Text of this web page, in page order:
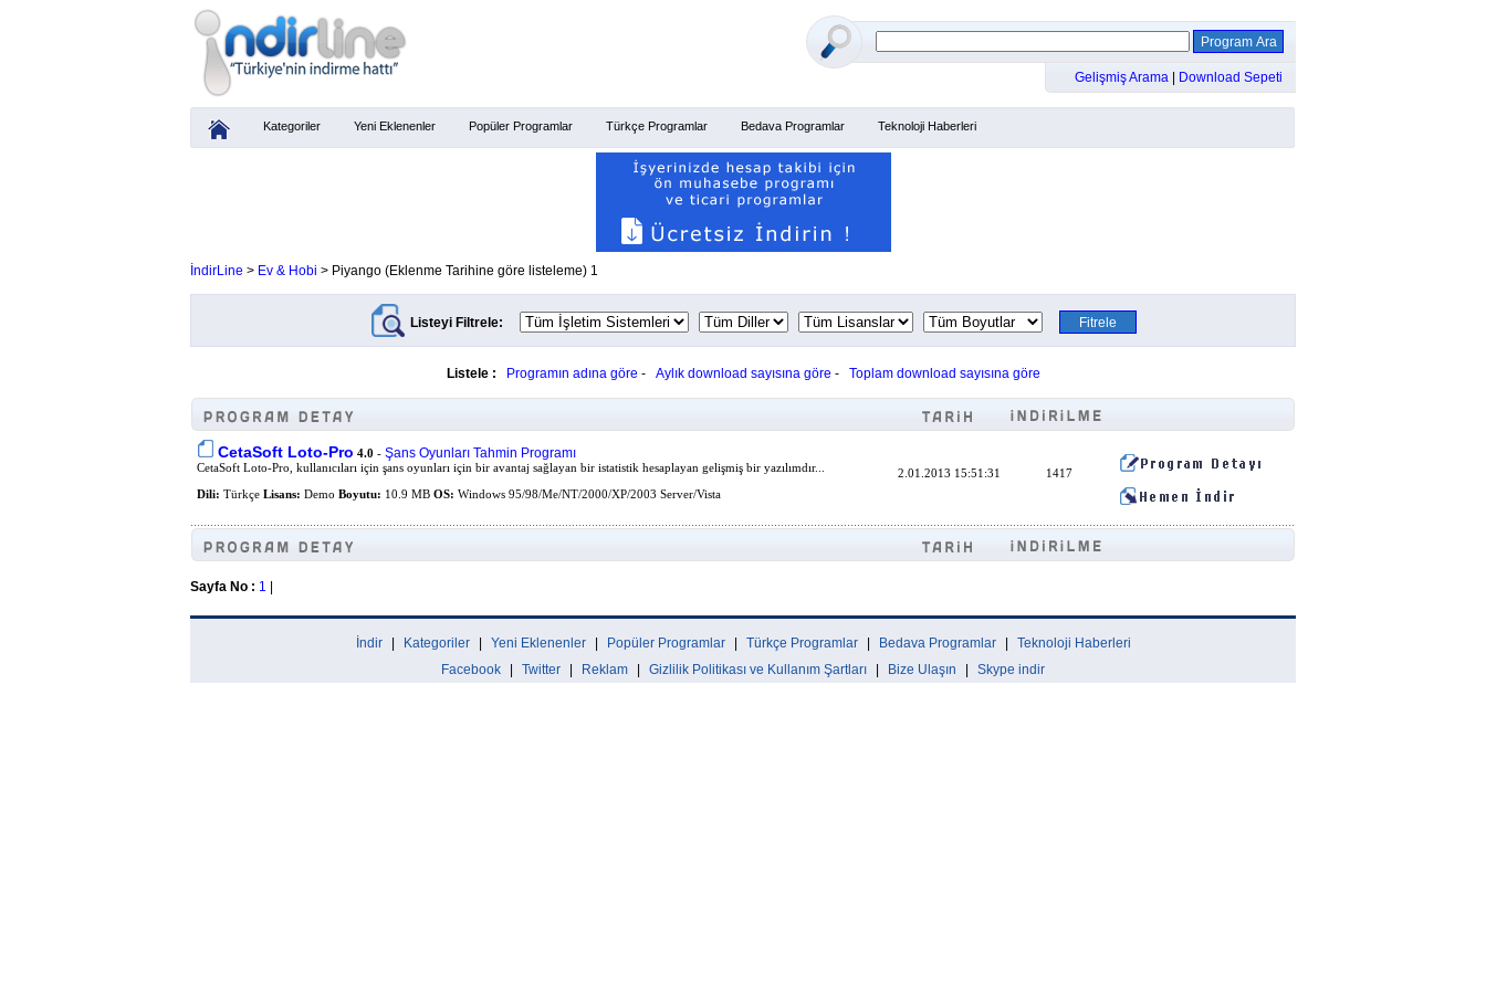
Kategoriler Yeni Eklenenler Popüler Programlar Türkçe Programlar Bedava Programlar Teknoloji Haberleri
İndirLine > Ev & Hobi > Piyango (Eklenme Tarihine göre listeleme) 1
Listeyi Filtrele:
Listele : Programın adına göre - Aylık download sayısına göre - Toplam download sayısına göre
CetaSoft Loto-Pro 4.0 - Şans Oyunları Tahmin Programı
CetaSoft Loto-Pro, kullanıcıları için şans oyunları için bir avantaj sağlayan bir istatistik hesaplayan gelişmiş bir yazılımdır...
Dili: Türkçe Lisans: Demo Boyutu: 10.9 MB OS: Windows 95/98/Me/NT/2000/XP/2003 Server/Vista
2.01.2013 15:51:31 1417
Sayfa No : 1
İndir Kategoriler Yeni Eklenenler Popüler Programlar Türkçe Programlar Bedava Programlar
Teknoloji Haberleri
Facebook
Twitter Reklam Gizlilik Politikası ve Kullanım Şartları Bize Ulaşın Skype indir
Gelişmiş Arama Download Sepeti